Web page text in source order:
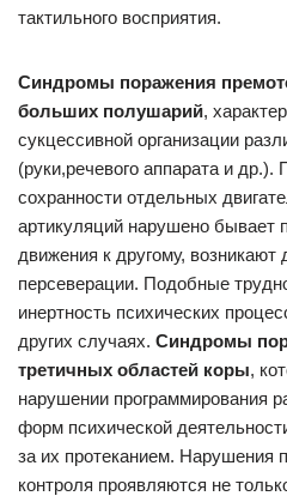
тактильного восприятия.
Синдромы поражения
больших полушарий,
сукцессивной организации
(руки,речевого аппарата и
сохранности отдельных
артикуляций нарушено бывает
движения к другому,
персеверации. Подобные
инертность психических
других случаях. Синдромы
третичных областей коры,
нарушении программирования
форм психической
за их протеканием. Нарушения
контроля проявляются не